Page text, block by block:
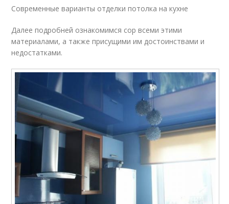
Современные варианты отделки потолка на кухне
Далее подробней ознакомимся сор всеми этими
материалами, а также присущими им достоинствами и
недостатками.